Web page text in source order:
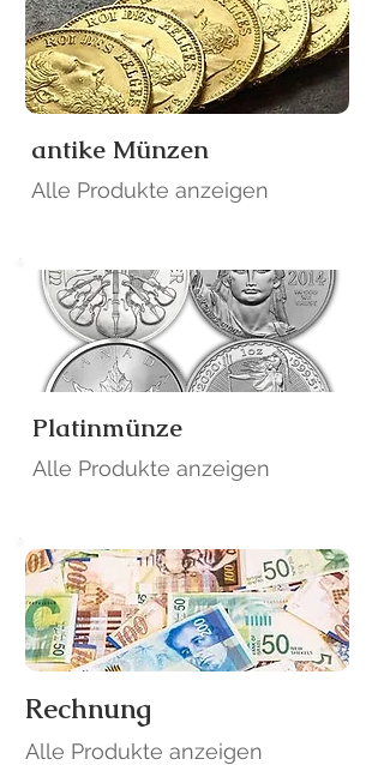
antike Münzen
Alle Produkte anzeigen
Platinmünze
Alle Produkte anzeigen
Rechnung
Alle Produkte anzeigen